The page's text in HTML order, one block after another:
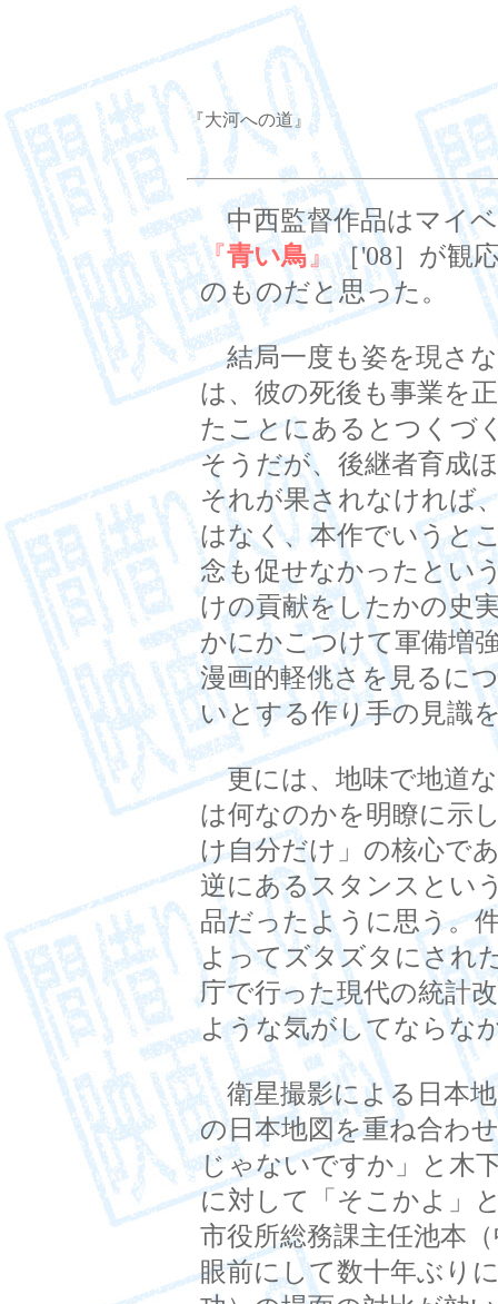
『大河への道』
中西監督作品はマイベ
『青い鳥』 ［'08］が観
のものだと思った。
結局一度も姿を現さな
は、彼の死後も事業を
たことにあるとつくづ
そうだが、後継者育成
それが果されなければ
はなく、本作でいうと
念も促せなかったとい
けの貢献をしたかの史
かにかこつけて軍備増
漫画的軽佻さを見るに
いとする作り手の見識
更には、地味で地道な
は何なのかを明瞭に示
け自分だけ」の核心で
逆にあるスタンスとい
品だったように思う。
よってズタズタにされ
庁で行った現代の統計
ような気がしてならな
衛星撮影による日本地
の日本地図を重ね合わ
じゃないですか」と木
に対して「そこかよ」
市役所総務課主任池本
眼前にして数十年ぶり